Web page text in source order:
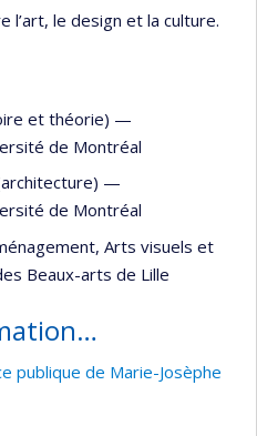
l’art, le design et la culture.
et théorie) —
de Montréal
—
de Montréal
, Arts visuels et
Beaux-arts de Lille
publique de Marie-Josèphe